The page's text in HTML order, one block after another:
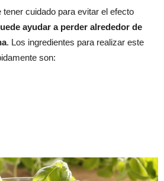
cuidado para evitar el efecto
ayudar a perder alrededor de
. Los ingredientes para realizar este
son: